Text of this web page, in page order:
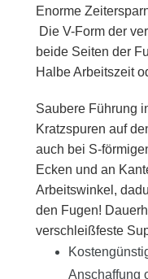
Enorme
Die V-Form der
beide Seiten der
Halbe Arbeitszeit
Saubere Führung
Kratzspuren auf
auch bei S-
Ecken und an
Arbeitswinkel,
den Fugen!
verschleißfeste
Anschaffung